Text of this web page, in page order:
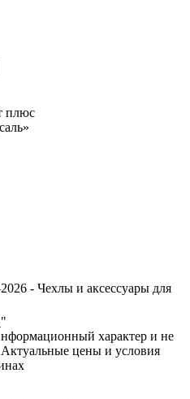
плюс
- Чехлы и аксессуары для
"
характер и не
цены и условия